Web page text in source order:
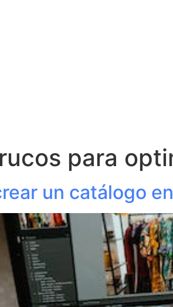
para
un catálogo